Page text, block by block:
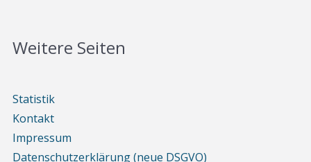
Weitere Seiten
Statistik
Kontakt
Impressum
Datenschutzerklärung (neue DSGVO)